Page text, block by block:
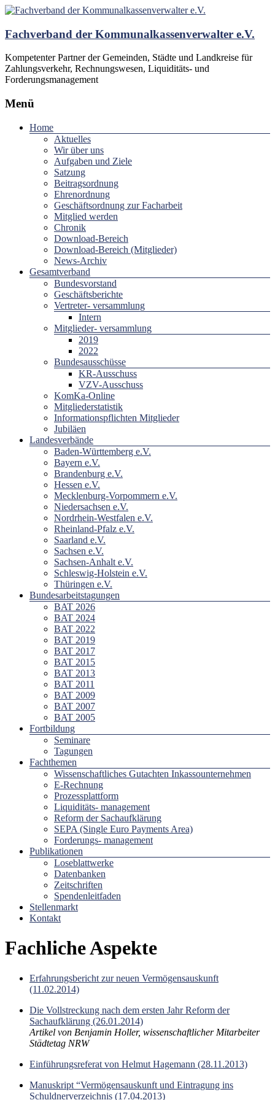
Fachverband der Kommunalkassenverwalter e.V.
Kompetenter Partner der Gemeinden, Städte und Landkreise für
Zahlungsverkehr, Rechnungswesen, Liquiditäts- und
Forderungsmanagement
Menü
Home
Aktuelles
Wir über uns
Aufgaben und Ziele
Satzung
Beitragsordnung
Ehrenordnung
Geschäftsordnung zur Facharbeit
Mitglied werden
Chronik
Download-Bereich
Download-Bereich (Mitglieder)
News-Archiv
Gesamtverband
Bundesvorstand
Geschäftsberichte
Vertreter- versammlung
Intern
Mitglieder- versammlung
2019
2022
Bundesausschüsse
KR-Ausschuss
VZV-Ausschuss
KomKa-Online
Mitgliederstatistik
Informationspflichten Mitglieder
Jubiläen
Landesverbände
Baden-Württemberg e.V.
Bayern e.V.
Brandenburg e.V.
Hessen e.V.
Mecklenburg-Vorpommern e.V.
Niedersachsen e.V.
Nordrhein-Westfalen e.V.
Rheinland-Pfalz e.V.
Saarland e.V.
Sachsen e.V.
Sachsen-Anhalt e.V.
Schleswig-Holstein e.V.
Thüringen e.V.
Bundesarbeitstagungen
BAT 2026
BAT 2024
BAT 2022
BAT 2019
BAT 2017
BAT 2015
BAT 2013
BAT 2011
BAT 2009
BAT 2007
BAT 2005
Fortbildung
Seminare
Tagungen
Fachthemen
Wissenschaftliches Gutachten Inkassounternehmen
E-Rechnung
Prozessplattform
Liquiditäts- management
Reform der Sachaufklärung
SEPA (Single Euro Payments Area)
Forderungs- management
Publikationen
Loseblattwerke
Datenbanken
Zeitschriften
Spendenleitfaden
Stellenmarkt
Kontakt
Fachliche Aspekte
Erfahrungsbericht zur neuen Vermögensauskunft
(11.02.2014)
Die Vollstreckung nach dem ersten Jahr Reform der
Sachaufklärung (26.01.2014)
Artikel von Benjamin Holler, wissenschaftlicher Mitarbeiter
Städtetag NRW
Einführungsreferat von Helmut Hagemann (28.11.2013)
Manuskript “Vermögensauskunft und Eintragung ins
Schuldnerverzeichnis (17.04.2013)